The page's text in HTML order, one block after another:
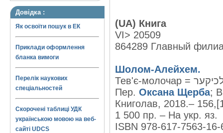
Довідка :
Як освоїти пошук в ЕК
Приклади оформлення
бланка вимоги
Перелік наукових
спеціальностей
Скорочені таблиці УДК
українською мовою на веб-
сайті UDCS
(UA) Книга
VI> 20509
864289 Главный
Шолом-Алейхем.
Пер. Оксана Щерба;
Книголав, 2018.–
1 500 пр. – На укр. яз.
ISBN 978-617-7563-16-